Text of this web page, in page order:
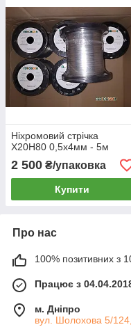
Ніхромовий стрічка
Х20Н80 0,5х4мм - 5м
2 500 ₴/упаковка
Купити
Про нас
100% позитивних з 10
Працює з
м. Дніпро
вул. Шолохова 5/